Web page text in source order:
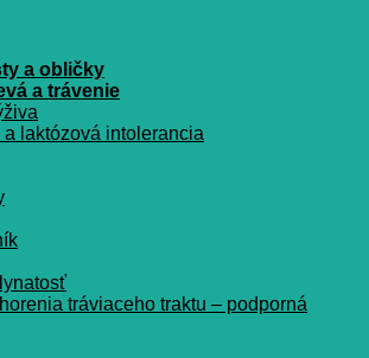
a obličky
a trávenie
a laktózová intolerancia
tráviaceho traktu – podporná